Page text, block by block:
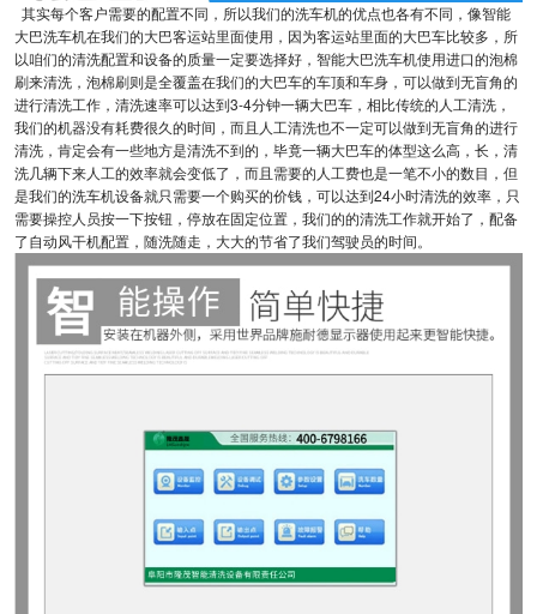
其实每个客户需要的配置不同，所以我们的洗车机的优点也各有不同，像智能
大巴洗车机在我们的大巴客运站里面使用，因为客运站里面的大巴车比较多，所
以咱们的清洗配置和设备的质量一定要选择好，智能大巴洗车机使用进口的泡棉
刷来清洗，泡棉刷则是全覆盖在我们的大巴车的车顶和车身，可以做到无盲角的
进行清洗工作，清洗速率可以达到3-4分钟一辆大巴车，相比传统的人工清洗，
我们的机器没有耗费很久的时间，而且人工清洗也不一定可以做到无盲角的进行
清洗，肯定会有一些地方是清洗不到的，毕竟一辆大巴车的体型这么高，长，清
洗几辆下来人工的效率就会变低了，而且需要的人工费也是一笔不小的数目，但
是我们的洗车机设备就只需要一个购买的价钱，可以达到24小时清洗的效率，只
需要操控人员按一下按钮，停放在固定位置，我们的的清洗工作就开始了，配备
了自动风干机配置，随洗随走，大大的节省了我们驾驶员的时间。